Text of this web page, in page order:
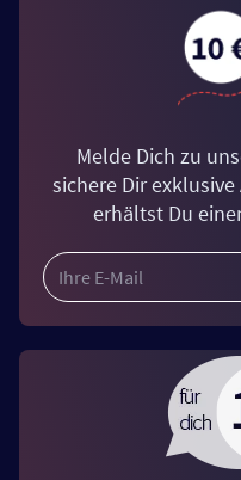
Melde Dich zu
sichere Dir
erhältst Du